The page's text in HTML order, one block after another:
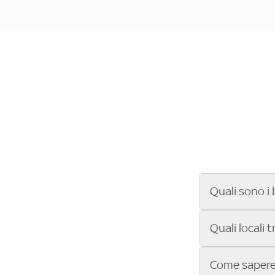
Quali sono i
Se cerchi un
ENILIVE, la
Sky Bar ti
Quali locali
Vuoi sapere
Come